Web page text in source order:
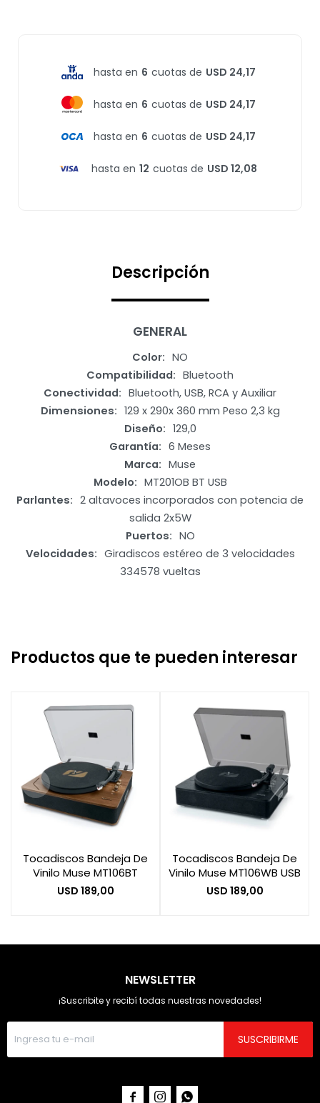
hasta en 6 cuotas de USD 24,17
hasta en 6 cuotas de USD 24,17
hasta en 6 cuotas de USD 24,17
hasta en 12 cuotas de USD 12,08
Descripción
GENERAL
Color
NO
Compatibilidad
Bluetooth
Conectividad
Bluetooth, USB, RCA y Auxiliar
Dimensiones
129 x 290x 360 mm Peso 2,3 kg
Diseño
129,0
Garantía
6 Meses
Marca
Muse
Modelo
MT201OB BT USB
Parlantes
2 altavoces incorporados con potencia de
salida 2x5W
Puertos
NO
Velocidades
Giradiscos estéreo de 3 velocidades
334578 vueltas
Productos que te pueden interesar
Tocadiscos Bandeja De
Vinilo Muse MT106BT
USD 189,00
Tocadiscos Bandeja De
Vinilo Muse MT106WB USB
USD 189,00
NEWSLETTER
¡Suscribite y recibí todas nuestras novedades!
SUSCRIBIRME
  